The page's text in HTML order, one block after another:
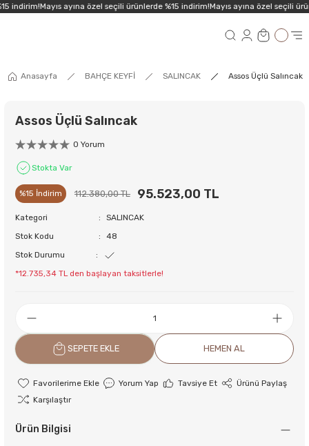
indirim!Mayıs ayına özel seçili ürünlerde %15 indirim!Mayıs ayına özel seçili
Anasayfa BAHÇE KEYFİ SALINCAK Assos Üçlü Salıncak
Assos Üçlü Salıncak
0 Yorum
Stokta Var
%15 İndirim 112.380,00 TL 95.523,00 TL
Kategori
SALINCAK
Stok Kodu
48
Stok Durumu
*12.735,34 TL den başlayan taksitlerle!
SEPETE EKLE HEMEN AL
Yorum Yap Tavsiye Et
Ürünü Paylaş
Karşılaştır
Ürün Bilgisi